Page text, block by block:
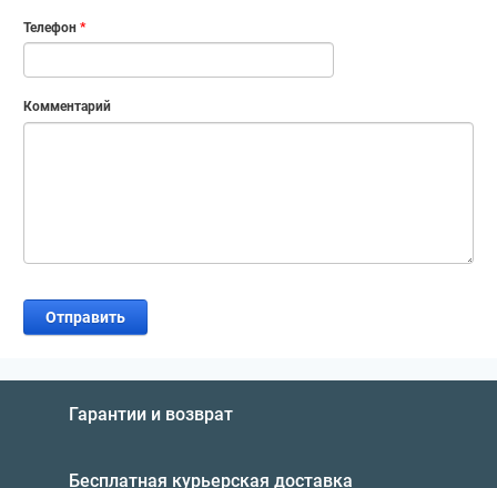
Телефон *
Комментарий
Гарантии и возврат
Бесплатная курьерская доставка